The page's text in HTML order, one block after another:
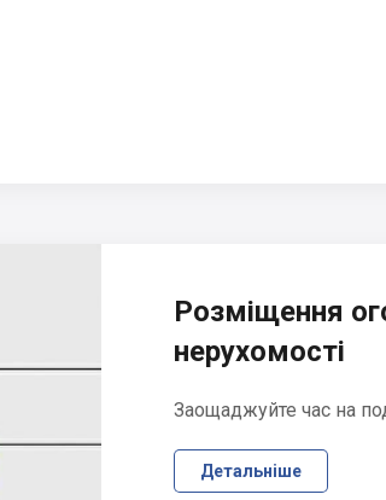
Розміщення
нерухомості
Заощаджуйте час на
Детальніше